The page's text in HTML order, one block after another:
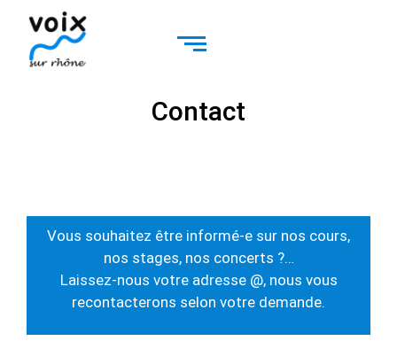
Contact
Vous souhaitez être informé-e sur nos cours,
nos stages, nos concerts ?…
Laissez-nous votre adresse @, nous vous
recontacterons selon votre demande.